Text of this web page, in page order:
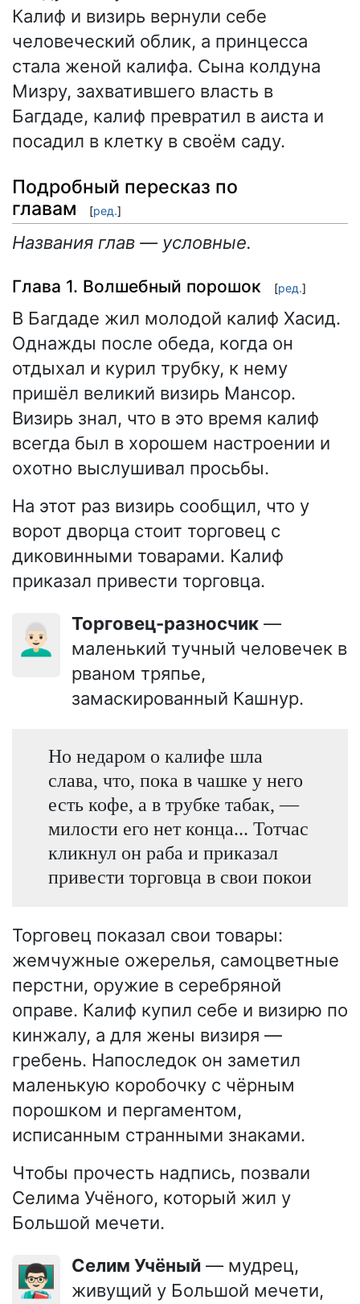
Калиф и визирь вернули себе
человеческий облик, а принцесса
стала женой калифа. Сына колдуна
Мизру, захватившего власть в
Багдаде, калиф превратил в аиста и
посадил в клетку в своём саду.
Подробный пересказ по
главам
[ред.]
Названия глав — условные.
Глава 1. Волшебный порошок [ред.]
В Багдаде жил молодой калиф Хасид.
Однажды после обеда, когда он
отдыхал и курил трубку, к нему
пришёл великий визирь Мансор.
Визирь знал, что в это время калиф
всегда был в хорошем настроении и
охотно выслушивал просьбы.
На этот раз визирь сообщил, что у
ворот дворца стоит торговец с
диковинными товарами. Калиф
приказал привести торговца.
👨🏻‍🦳 Торговец-разносчик —
маленький тучный человечек в
рваном тряпье,
замаскированный Кашнур.
Но недаром о калифе шла
слава, что, пока в чашке у него
есть кофе, а в трубке табак, —
милости его нет конца... Тотчас
кликнул он раба и приказал
привести торговца в свои покои
Торговец показал свои товары:
жемчужные ожерелья, самоцветные
перстни, оружие в серебряной
оправе. Калиф купил себе и визирю по
кинжалу, а для жены визиря —
гребень. Напоследок он заметил
маленькую коробочку с чёрным
порошком и пергаментом,
исписанным странными знаками.
Чтобы прочесть надпись, позвали
Селима Учёного, который жил у
Большой мечети.
👨🏻‍🏫 Селим Учёный — мудрец,
живущий у Большой мечети,